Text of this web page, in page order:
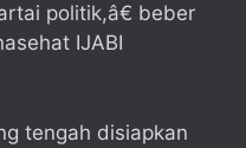
politik,â€ beber
IJABI
tengah disiapkan